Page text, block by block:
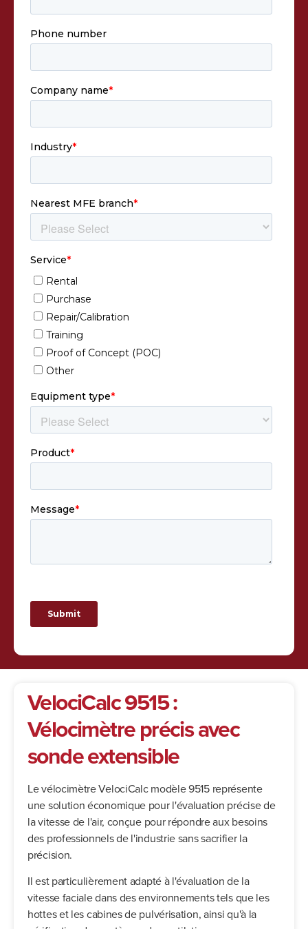
VelociCalc 9515 :
Vélocimètre précis avec
sonde extensible
Le vélocimètre VelociCalc modèle 9515 représente
une solution économique pour l'évaluation précise de
la vitesse de l'air, conçue pour répondre aux besoins
des professionnels de l'industrie sans sacrifier la
précision.
Il est particulièrement adapté à l'évaluation de la
vitesse faciale dans des environnements tels que les
hottes et les cabines de pulvérisation, ainsi qu'à la